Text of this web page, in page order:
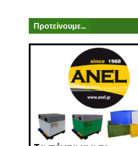
Προτείνουμε...